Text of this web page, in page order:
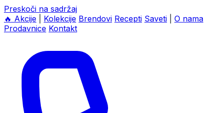
Preskoči na sadržaj
🔥 Akcije Kolekcije Brendovi Recepti Saveti
O nama
Prodavnice Kontakt